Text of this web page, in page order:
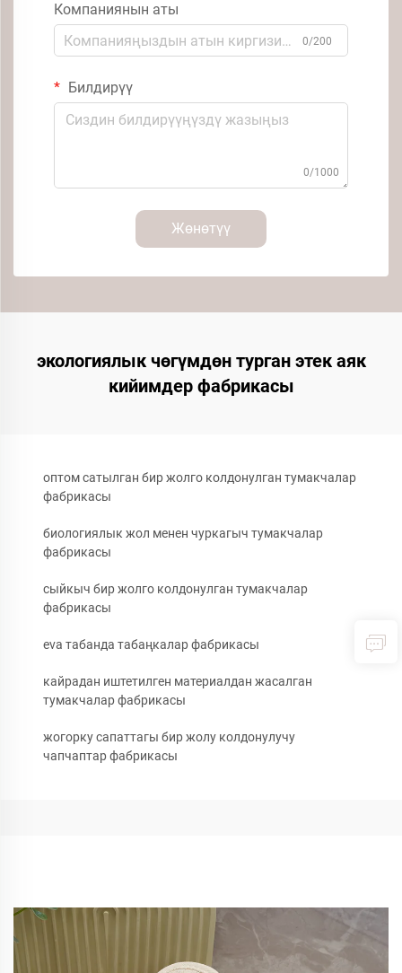
Компаниянын аты
0/200
Билдирүү
0/1000
Жөнөтүү
экологиялык чөгүмдөн турган этек аяк
кийимдер фабрикасы
оптом сатылган бир жолго колдонулган тумакчалар
фабрикасы
биологиялык жол менен чуркагыч тумакчалар
фабрикасы
сыйкыч бир жолго колдонулган тумакчалар
фабрикасы
eva табанда табаңкалар фабрикасы
кайрадан иштетилген материалдан жасалган
тумакчалар фабрикасы
жогорку сапаттагы бир жолу колдонулучу
чапчаптар фабрикасы